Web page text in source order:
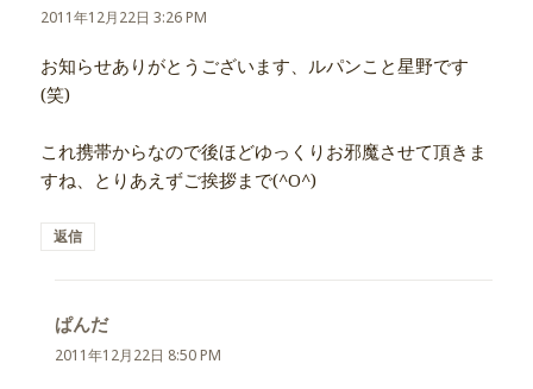
り:
2011年12月22日 3:26 PM
お知らせありがとうございます、ルパンこと星野です
(笑)
これ携帯からなので後ほどゆっくりお邪魔させて頂きま
すね、とりあえずご挨拶まで(^O^)
返信
ぱんだよ
り:
2011年12月22日 8:50 PM